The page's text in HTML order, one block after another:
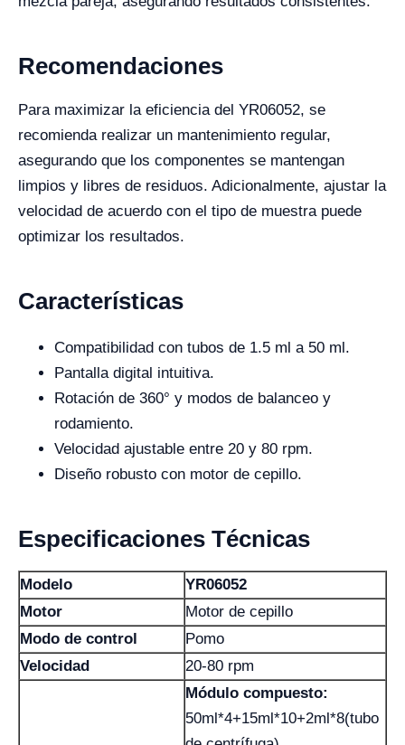
Recomendaciones
Para maximizar la eficiencia del YR06052, se
recomienda realizar un mantenimiento regular,
asegurando que los componentes se mantengan
limpios y libres de residuos. Adicionalmente, ajustar la
velocidad de acuerdo con el tipo de muestra puede
optimizar los resultados.
Características
Compatibilidad con tubos de 1.5 ml a 50 ml.
Pantalla digital intuitiva.
Rotación de 360° y modos de balanceo y
rodamiento.
Velocidad ajustable entre 20 y 80 rpm.
Diseño robusto con motor de cepillo.
Especificaciones Técnicas
Modelo
YR06052
Motor
Motor de cepillo
Modo de control
Pomo
Velocidad
20-80 rpm
Módulo compuesto:
50ml*4+15ml*10+2ml*8(tubo